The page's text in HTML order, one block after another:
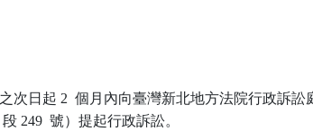
次日起 2  個月內向臺灣新北地方法院行政訴訟
249  號）提起行政訴訟。